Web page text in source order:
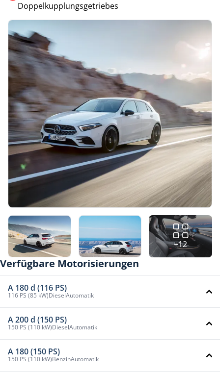
Doppelkupplungsgetriebes
+12
Verfügbare Motorisierungen
A 180 d (116 PS)
116 PS (85 kW)DieselAutomatik
A 200 d (150 PS)
150 PS (110 kW)DieselAutomatik
A 180 (150 PS)
150 PS (110 kW)BenzinAutomatik